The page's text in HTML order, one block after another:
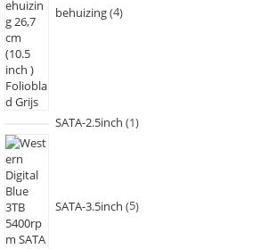
behuizing 4
SATA-2.5inch 1
SATA-3.5inch 5